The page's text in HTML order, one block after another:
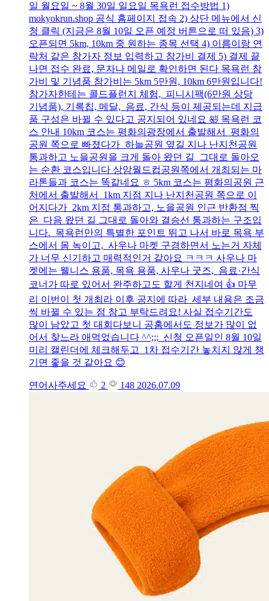
일 월요일 ~ 8월 30일 일요일 목욕런 접수방법 1)
mokyokrun.shop 공식 홈페이지 접속 2) 상단 메뉴에서 신
청 클릭 (지금은 8월 10일 오픈 예정 버튼으로 떠 있음) 3)
오픈되면 5km, 10km 중 원하는 종목 선택 4) 이름이랑 연
락처 같은 참가자 정보 입력하고 참가비 결제 5) 결제 끝
나면 접수 완료, 문자나 메일로 확인하면 된다 목욕런 참
가비 및 기념품 참가비는 5km 5만원, 10km 6만원입니다!
참가자한테는 콜드플런지 체험, 피니시팩(6만원 상당
기념품), 기록칩, 메달, 음료, 간식 등이 제공되는데 지급
품 구성은 바뀔 수 있다고 공지되어 있네요 🛀 목욕런 코
스 안내 10km 코스는 평화의광장에서 출발해서 평화의
공원 쪽으로 빠졌다가 하늘공원 옆길 지나 난지천공원
통과하고 노을공원을 크게 돌아 왔던 길 그대로 돌아오
는 순환 코스입니다 상암월드컵공원쪽에서 개최되는 마
라톤들과 코스는 똑같네요 ㅎ 5km 코스는 평화의공원 근
처에서 출발해서 1km 지점 지나 난지천공원 쪽으로 이
어지다가 2km 지점 통과하고, 노을공원 인근 반환점 찍
은 다음 왔던 길 그대로 돌아와 결승선 통과하는 구조입
니다. 목욕런만의 특별한 포인트 뛰고 나서 바로 목욕 부
스에서 몸 녹이고, 사우나 마켓 구경하면서 노는거 자체
가 너무 신기하고 매력적인거 같아요 ㅋㅋㅋ 사우나 마
켓에는 웰니스 용품, 목욕 용품, 사우나 굿즈, 음료·간식
코너가 따로 있어서 완주하고도 할게 천지네여 👍 마무
리 이번이 첫 개최라 이후 공지에 따라 세부 내용은 조금
씩 바뀔 수 있는 점 참고 부탁드려요! 사실 접수기간도
많이 남았고 첫 대회다보니 공홈에서도 정보가 많이 없
어서 찾느라 애먹었습니다 ^^;;; 신청 오픈일인 8월 10일
미리 캘린더에 체크해두고 1차 접수기간 놓치지 않게 챙
기면 좋을 것 같아요 😊
연어사주세요 2 148 2026.07.09